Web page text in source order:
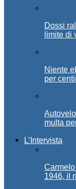
Dossi
limite di
Niente
per
multa
L’Intervista
1946, il